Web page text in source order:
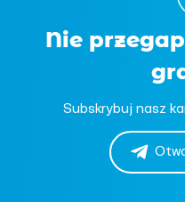
Nie
Subskrybuj nasz